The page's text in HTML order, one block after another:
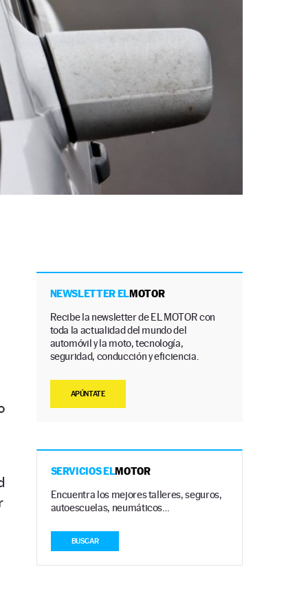
NEWSLETTER ELMOTOR
Recibe la newsletter de EL MOTOR con
toda la actualidad del mundo del
automóvil y la moto, tecnología,
seguridad, conducción y eficiencia.
APÚNTATE
SERVICIOS ELMOTOR
Encuentra los mejores talleres, seguros,
autoescuelas, neumáticos…
BUSCAR